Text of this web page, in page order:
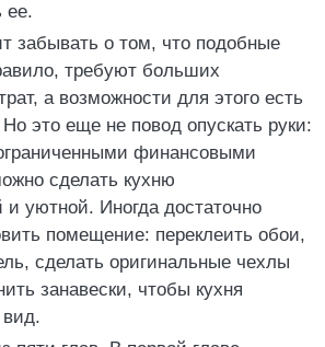
ее.
забывать о том, что подобные
требуют больших
а возможности для этого есть
это еще не повод опускать руки:
финансовыми
сделать кухню
уютной. Иногда достаточно
помещение: переклеить обои,
сделать оригинальные чехлы
занавески, чтобы кухня